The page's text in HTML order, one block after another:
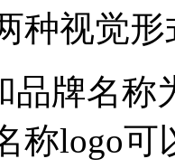
种视觉
品牌名
称logo